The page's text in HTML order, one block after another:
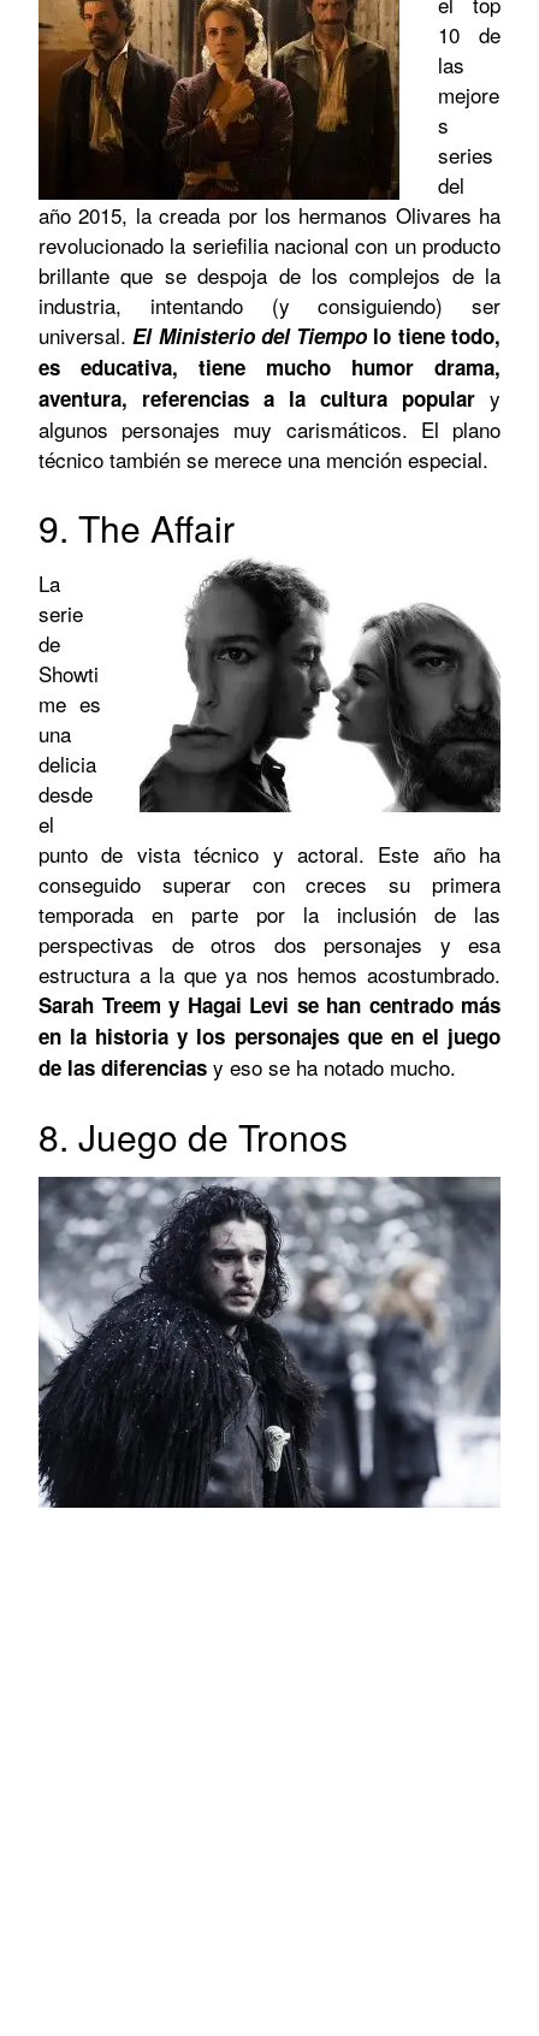
10 de
las
mejore
s
series
del
año 2015, la creada por los hermanos Olivares ha
revolucionado la seriefilia nacional con un producto
brillante que se despoja de los complejos de la
industria, intentando (y consiguiendo) ser
universal.El Ministerio del Tiempo lo tiene todo,
es educativa, tiene mucho humor drama,
aventura, referencias a la cultura popular y
algunos personajes muy carismáticos. El plano
técnico también se merece una mención especial.
9. The Affair
La
serie
de
Showti
me es
una
delicia
desde
el
punto de vista técnico y actoral. Este año ha
conseguido superar con creces su primera
temporada en parte por la inclusión de las
perspectivas de otros dos personajes y esa
estructura a la que ya nos hemos acostumbrado.
Sarah Treem y Hagai Levi se han centrado más
en la historia y los personajes que en el juego
de las diferencias y eso se ha notado mucho.
8. Juego de Tronos